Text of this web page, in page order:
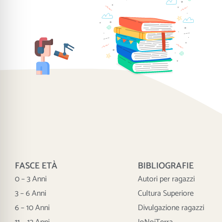
FASCE ETÀ
0 – 3 Anni
3 – 6 Anni
6 – 10 Anni
BIBLIOGRAFIE
Autori per ragazzi
Cultura Superiore
Divulgazione ragazzi